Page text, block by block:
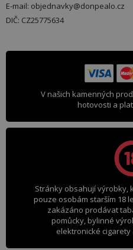
E-mail: objednavky@donpealo.cz
DIČ: CZ25775634
V našich kamenných
hotovosti a
Stránky obsahují výrobky,
pouze osobám starším 18
zakázáno prodávat
pomůcky, bylinné
elektronické